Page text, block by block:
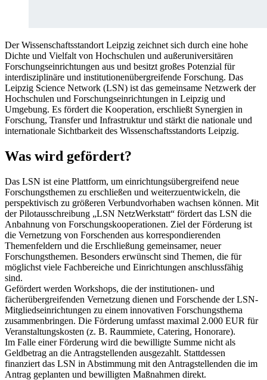
Der Wissenschaftsstandort Leipzig zeichnet sich durch eine hohe
Dichte und Vielfalt von Hochschulen und außeruniversitären
Forschungseinrichtungen aus und besitzt großes Potenzial für
interdisziplinäre und institutionenübergreifende Forschung. Das
Leipzig Science Network (LSN) ist das gemeinsame Netzwerk der
Hochschulen und Forschungseinrichtungen in Leipzig und
Umgebung. Es fördert die Kooperation, erschließt Synergien in
Forschung, Transfer und Infrastruktur und stärkt die nationale und
internationale Sichtbarkeit des Wissenschaftsstandorts Leipzig.
Was wird gefördert?
Das LSN ist eine Plattform, um einrichtungsübergreifend neue
Forschungsthemen zu erschließen und weiterzuentwickeln, die
perspektivisch zu größeren Verbundvorhaben wachsen können. Mit
der Pilotausschreibung „LSN NetzWerkstatt“ fördert das LSN die
Anbahnung von Forschungskooperationen. Ziel der Förderung ist
die Vernetzung von Forschenden aus korrespondierenden
Themenfeldern und die Erschließung gemeinsamer, neuer
Forschungsthemen. Besonders erwünscht sind Themen, die für
möglichst viele Fachbereiche und Einrichtungen anschlussfähig
sind.
Gefördert werden Workshops, die der institutionen- und
fächerübergreifenden Vernetzung dienen und Forschende der LSN-
Mitgliedseinrichtungen zu einem innovativen Forschungsthema
zusammenbringen. Die Förderung umfasst maximal 2.000 EUR für
Veranstaltungskosten (z. B. Raummiete, Catering, Honorare).
Im Falle einer Förderung wird die bewilligte Summe nicht als
Geldbetrag an die Antragstellenden ausgezahlt. Stattdessen
finanziert das LSN in Abstimmung mit den Antragstellenden die im
Antrag geplanten und bewilligten Maßnahmen direkt.